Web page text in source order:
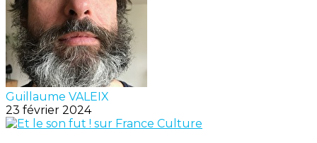
Guillaume VALEIX
23 février 2024